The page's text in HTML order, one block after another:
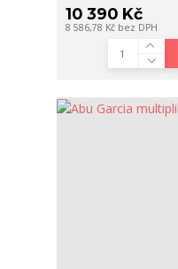
10 390 Kč
8 586,78 Kč bez DPH